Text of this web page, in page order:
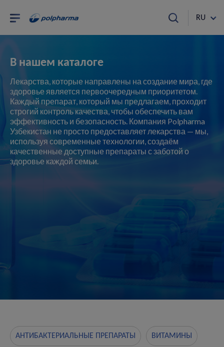
RU
В нашем каталоге
Лекарства, которые направлены на создание мира, где
здоровье является первоочередным приоритетом.
Каждый препарат, который мы предлагаем, проходит
строгий контроль качества, чтобы обеспечить вам
эффективность и безопасность. Компания Polpharma
Узбекистан не просто предоставляет лекарства — мы,
используя современные технологии, создаём
качественные доступные препараты с заботой о
здоровье каждой семьи.
АНТИБАКТЕРИАЛЬНЫЕ ПРЕПАРАТЫ ВИТАМИНЫ